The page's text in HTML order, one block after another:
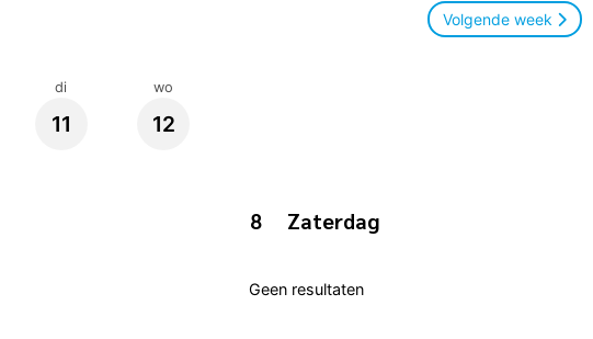
Volgende week
di
11
wo
12
8 Zaterdag
Geen resultaten